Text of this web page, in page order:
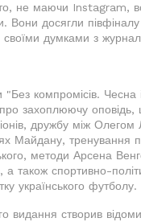
не маючи Instagram,
Вони досягли півфіналу
своїми думками з
"Без компромісів. Чесна
захоплюючу
дружбу між
Майдану, тренування
методи Арсена
а також спортивно-
українського футболу.
видання створив